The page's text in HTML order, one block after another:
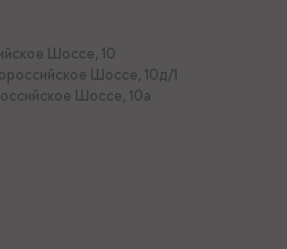
Шоссе, 10
Шоссе, 10д/1
Шоссе, 10а